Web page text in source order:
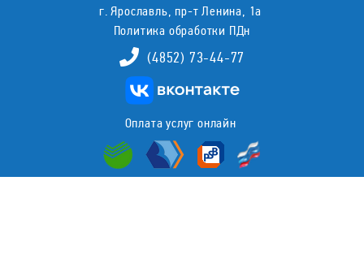
г. Ярославль, пр-т Ленина, 1а
Политика обработки ПДн
(4852) 73-44-77
Оплата услуг онлайн